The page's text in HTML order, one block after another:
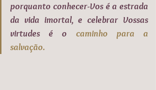
porquanto conhecer-Vos é a estrada
da vida imortal, e celebrar Vossas
virtudes é o caminho para a
salvação.